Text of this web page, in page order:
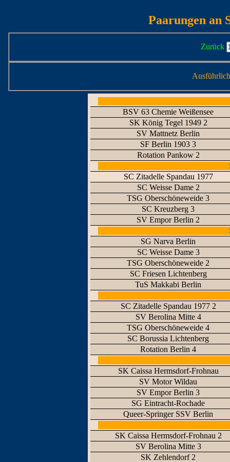
Paarungen an
Zurück
BSV 63 Chemie Weißensee
SK König Tegel 1949 2
SV Mattnetz Berlin
SF Berlin 1903 3
Rotation Pankow 2
SC Zitadelle Spandau 1977
SC Weisse Dame 2
TSG Oberschöneweide 3
SC Kreuzberg 3
SV Empor Berlin 2
SG Narva Berlin
SC Weisse Dame 3
TSG Oberschöneweide 2
SC Friesen Lichtenberg
TuS Makkabi Berlin
SC Zitadelle Spandau 1977 2
SV Berolina Mitte 4
TSG Oberschöneweide 4
SC Borussia Lichtenberg
Rotation Berlin 4
SK Caissa Hermsdorf-Frohnau
SV Motor Wildau
SV Empor Berlin 3
SG Eintracht-Rochade
Queer-Springer SSV Berlin
SK Caissa Hermsdorf-Frohnau 2
SV Berolina Mitte 3
SK Zehlendorf 2